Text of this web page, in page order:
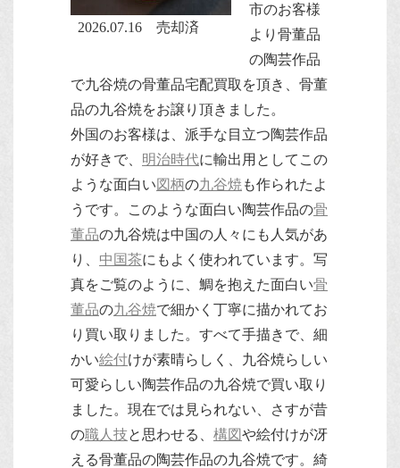
2026.07.16 売却済
市のお客様
より骨董品
の陶芸作品
で九谷焼の骨董品宅配買取を頂き、骨董
品の九谷焼をお譲り頂きました。
外国のお客様は、派手な目立つ陶芸作品
が好きで、 明治時代に輸出用としてこの
ような面白い図柄の九谷焼 も作られたよ
うです。このような面白い陶芸作品の骨
董品の九谷焼は中国の人々にも人気があ
り、 中国茶にもよく使われています。写
真をご覧のように、鯛を抱えた面白い骨
董品の九谷焼で細かく丁寧に描かれてお
り買い取りました。すべて手描きで、細
かい絵付けが素晴らしく、九谷焼らしい
可愛らしい陶芸作品の九谷焼で買い取り
ました。現在では見られない、さすが昔
の職人技と思わせる、 構図や絵付けが冴
える骨董品の陶芸作品の九谷焼です。綺